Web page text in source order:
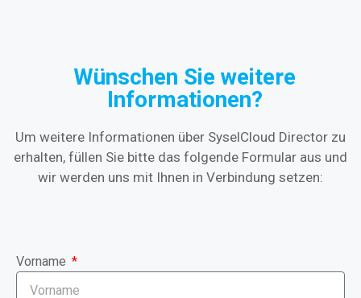
Wünschen Sie weitere
Informationen?
Um weitere Informationen über SyselCloud Director zu
erhalten, füllen Sie bitte das folgende Formular aus und
wir werden uns mit Ihnen in Verbindung setzen:
Vorname